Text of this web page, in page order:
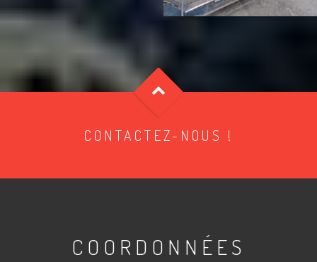
CONTACTEZ-NOUS !
COORDONNÉES